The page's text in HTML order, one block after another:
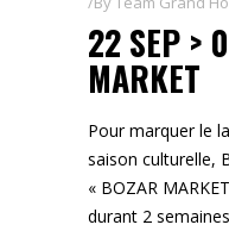
22 SEP >
MARKET
Pour marquer le
saison culturelle,
« BOZAR
durant 2